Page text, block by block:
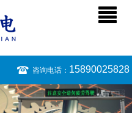
咨询电话： 15890025828